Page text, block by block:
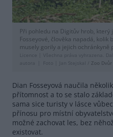
Při pohledu na Digitův hrob, který
Fosseyové, člověka napadá, kolik
musely gorily a jejich ochránkyně
Licence |
Všechna práva vyhrazena.
autora
Foto | Jan Stejskal / Zoo
Dian Fosseyová naučila
přítomnost a to se stalo
sama sice turisty v lásce
přínosu pro místní
možné zachovat les, bez
existovat.